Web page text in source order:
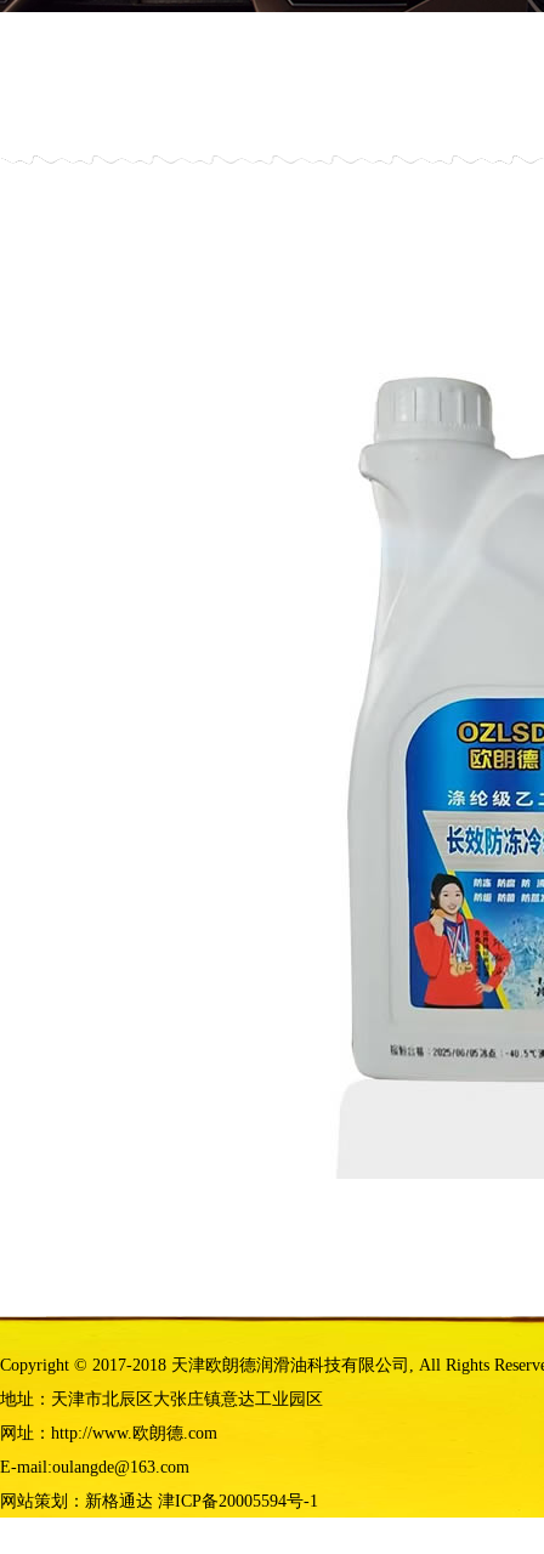
Copyright © 2017-2018 天津欧朗德润滑油科技有限公司, All Rights
地址：天津市北辰区大张庄镇意达工业园区
网址：http://www.欧朗德.com
E-mail:oulangde@163.com
网站策划： 新格通达 津ICP备20005594号-1